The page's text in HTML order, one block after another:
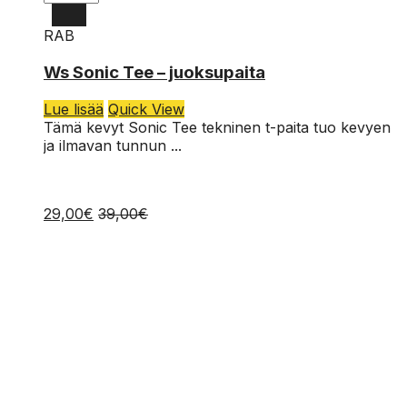
S
RAB
Ws Sonic Tee – juoksupaita
Lue lisää Quick View
Tämä kevyt Sonic Tee tekninen t-paita tuo kevyen
ja ilmavan tunnun ...
29,00€ 39,00€